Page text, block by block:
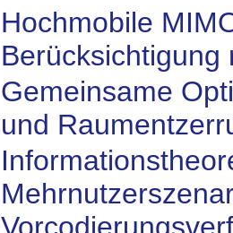
Hochmobile
Berücksichtigung
Gemeinsame
und